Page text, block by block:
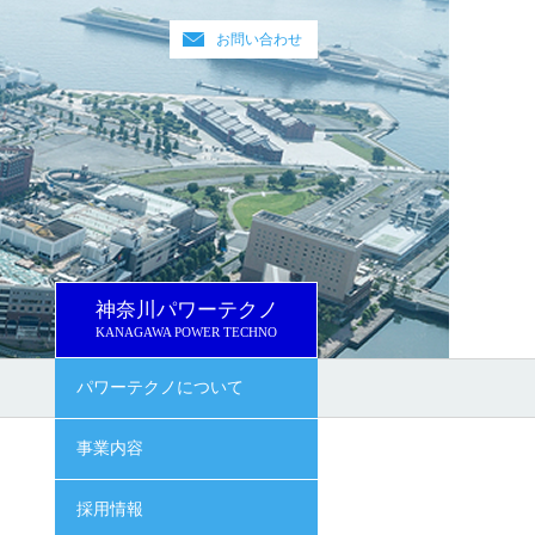
お問い合わせ
神奈川パワーテクノ
KANAGAWA POWER TECHNO
パワーテクノについて
事業内容
採用情報